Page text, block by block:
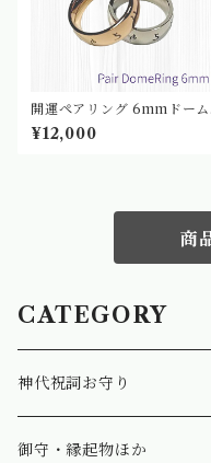
開運ペアリング 6mmドーム
ング[甲丸](祓穢・開運指輪守)
｜神代文字刻印修祓祝詞守
¥12,000
商
CATEGORY
神代祝詞お守り
指輪/リング
御守・縁起物ほか